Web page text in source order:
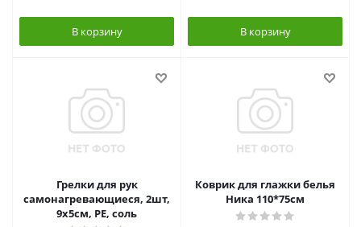
В корзину В корзину
Грелки для рук
самонагревающиеся, 2шт,
9х5см, PE, соль
Коврик для глажки белья
Ника 110*75см